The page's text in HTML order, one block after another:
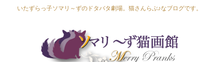
いたずらっ子ソマリ～ずのドタバタ劇場。猫さんらぶ♪なブログです。